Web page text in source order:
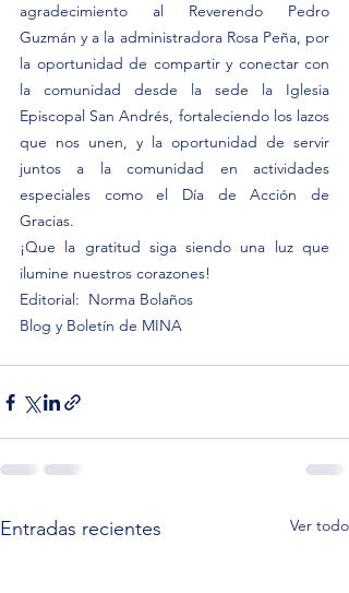
agradecimiento al Reverendo Pedro
Guzmán y a la administradora Rosa Peña, por
la oportunidad de compartir y conectar con
la comunidad desde la sede la Iglesia
Episcopal San Andrés, fortaleciendo los lazos
que nos unen, y la oportunidad de servir
juntos a la comunidad en actividades
especiales como el Día de Acción de
Gracias.
¡Que la gratitud siga siendo una luz que
ilumine nuestros corazones!
Editorial:  Norma Bolaños
Blog y Boletín de MINA
Entradas recientes Ver todo